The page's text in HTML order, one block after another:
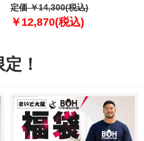
WASHED NEW YORK YANKEES
T-SHIRT USA直輸入 60771645
定価 ￥14,300(税込)
￥12,870(税込)
！